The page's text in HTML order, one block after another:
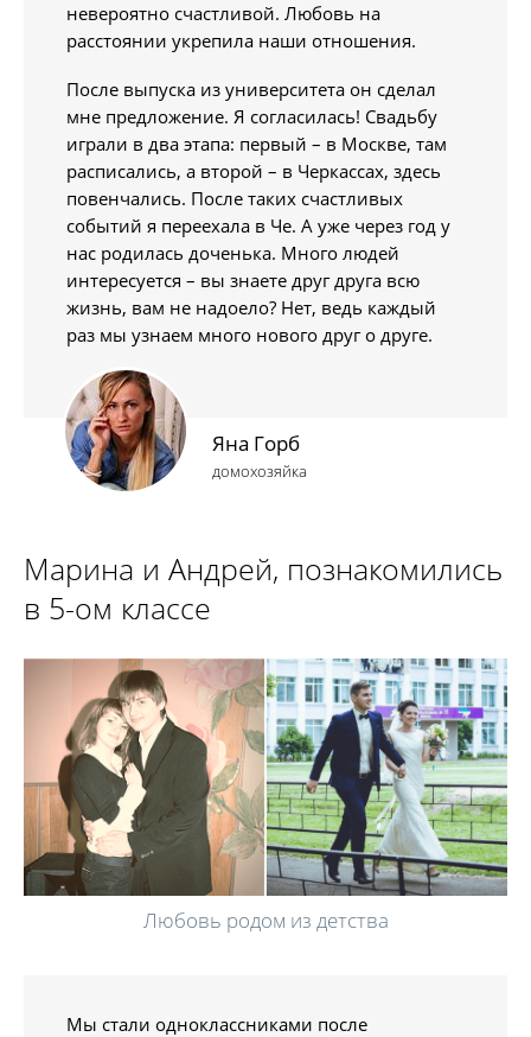
невероятно счастливой. Любовь на
расстоянии укрепила наши отношения.
После выпуска из университета он сделал
мне предложение. Я согласилась! Свадьбу
играли в два этапа: первый – в Москве, там
расписались, а второй – в Черкассах, здесь
повенчались. После таких счастливых
событий я переехала в Че. А уже через год у
нас родилась доченька. Много людей
интересуется – вы знаете друг друга всю
жизнь, вам не надоело? Нет, ведь каждый
раз мы узнаем много нового друг о друге.
Яна Горб
домохозяйка
Марина и Андрей, познакомились
в 5-ом классе
Любовь родом из детства
Мы стали одноклассниками после